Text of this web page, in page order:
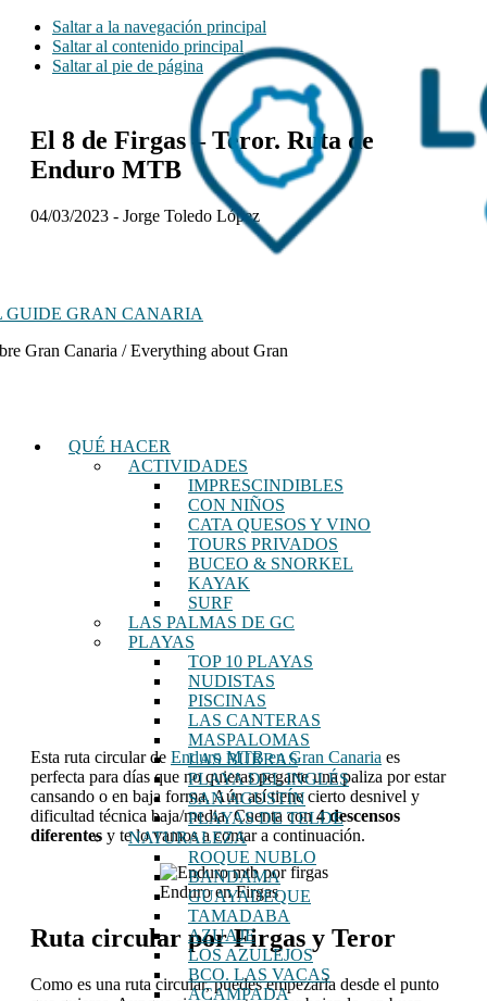
Saltar a la navegación principal
Saltar al contenido principal
Saltar al pie de página
GUIDE GRAN CANARIA
Gran Canaria / Everything about Gran
QUÉ HACER
ACTIVIDADES
IMPRESCINDIBLES
CON NIÑOS
CATA QUESOS Y VINO
TOURS PRIVADOS
BUCEO & SNORKEL
KAYAK
SURF
LAS PALMAS DE GC
PLAYAS
TOP 10 PLAYAS
NUDISTAS
PISCINAS
LAS CANTERAS
MASPALOMAS
LAS BURRAS
PLAYA DEL INGLÉS
SAN AGUSTÍN
PLAYAS DE TELDE
NATURALEZA
ROQUE NUBLO
BANDAMA
GUAYADEQUE
TAMADABA
AZUAJE
LOS AZULEJOS
BCO. LAS VACAS
ACAMPADA
El 8 de Firgas – Teror. Ruta de
Enduro MTB
04/03/2023 - Jorge Toledo López
Esta ruta circular de Enduro MTB en Gran Canaria es
perfecta para días que no quieras pegarte una paliza por estar
cansando o en baja forma. Aún así tiene cierto desnivel y
dificultad técnica baja/media. Cuenta con4 descensos
diferentes y te lo vamos a contar a continuación.
Enduro en Firgas
Ruta circular por Firgas y Teror
Como es una ruta circular, puedes empezarla desde el punto